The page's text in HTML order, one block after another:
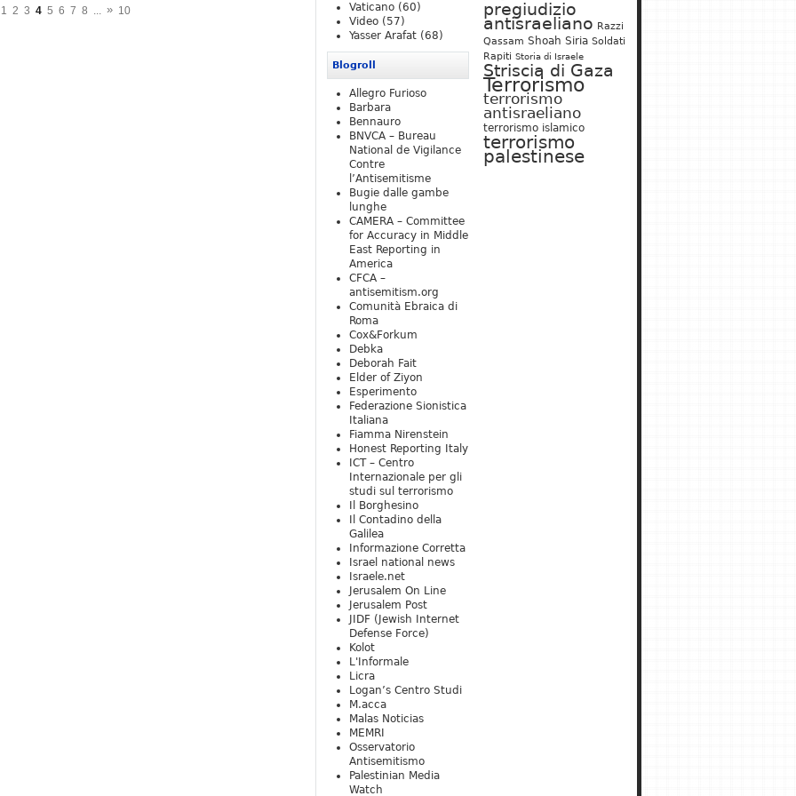
1 2 3 4 5 6 7 8 ... » 10 pregiudizio
antisraeliano Razzi
Qassam Shoah Siria Soldati
Rapiti Storia di Israele
Striscia di Gaza
Terrorismo
terrorismo
antisraeliano
terrorismo islamico
terrorismo
palestinese
Vaticano (60)
Video (57)
Yasser Arafat (68)
Blogroll
Allegro Furioso
Barbara
Bennauro
BNVCA – Bureau
National de Vigilance
Contre
l’Antisemitisme
Bugie dalle gambe
lunghe
CAMERA – Committee
for Accuracy in Middle
East Reporting in
America
CFCA –
antisemitism.org
Comunità Ebraica di
Roma
Cox&Forkum
Debka
Deborah Fait
Elder of Ziyon
Esperimento
Federazione Sionistica
Italiana
Fiamma Nirenstein
Honest Reporting Italy
ICT – Centro
Internazionale per gli
studi sul terrorismo
Il Borghesino
Il Contadino della
Galilea
Informazione Corretta
Israel national news
Israele.net
Jerusalem On Line
Jerusalem Post
JIDF (Jewish Internet
Defense Force)
Kolot
L'Informale
Licra
Logan’s Centro Studi
M.acca
Malas Noticias
MEMRI
Osservatorio
Antisemitismo
Palestinian Media
Watch